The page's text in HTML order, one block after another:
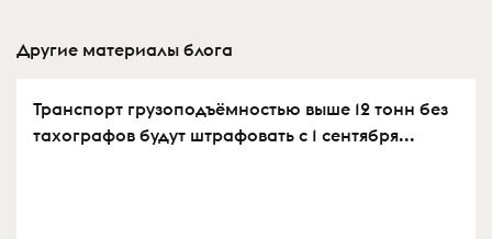
Другие материалы блога
Транспорт грузоподъёмностью выше 12 тонн без
тахографов будут штрафовать с 1 сентября...